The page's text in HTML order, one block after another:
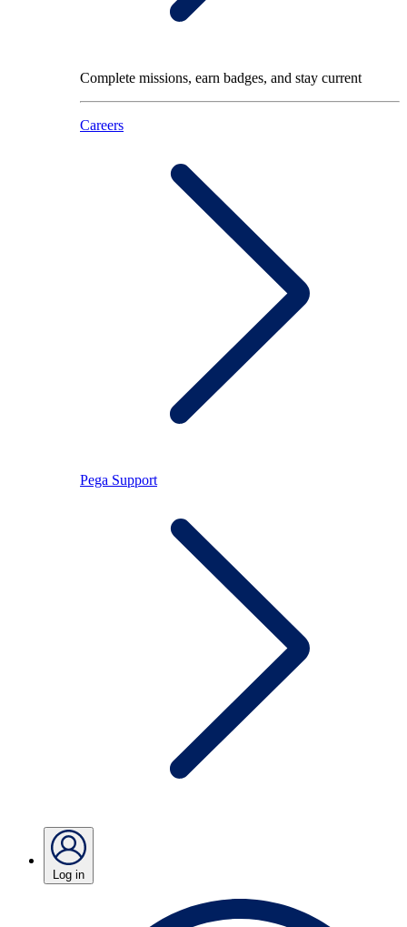
Complete missions, earn badges, and stay current
Careers
Pega Support
Log in